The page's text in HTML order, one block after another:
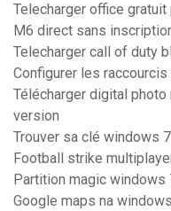
Telecharger office
M6 direct sans
Telecharger call of duty
Configurer les
Télécharger digital
version
Trouver sa clé windows 7
Football strike
Partition magic windows
Google maps na